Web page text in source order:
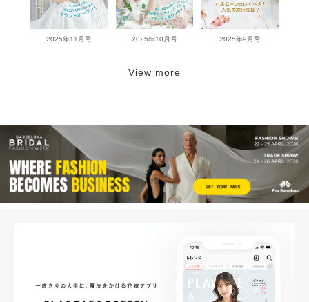
2025年11月号 2025年10月号 2025年9月号
View more